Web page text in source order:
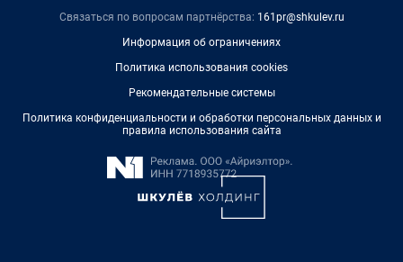
Связаться по вопросам партнёрства: 161pr@shkulev.ru
Информация об ограничениях
Политика использования cookies
Рекомендательные системы
Политика конфиденциальности и обработки персональных данных и
правила использования сайта